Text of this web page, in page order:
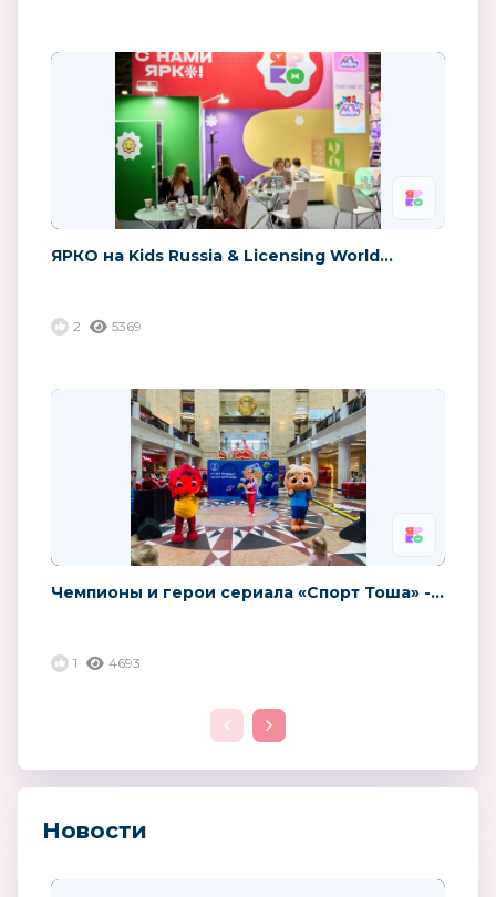
ЯРКО на Kids Russia & Licensing World...
2 5369
Чемпионы и герои сериала «Спорт Тоша» -...
1 4693
Новости